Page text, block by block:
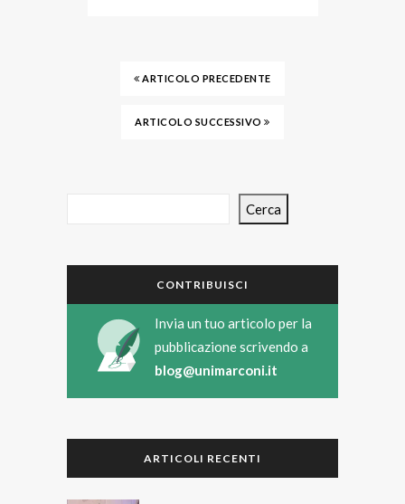
ARTICOLO PRECEDENTE
ARTICOLO SUCCESSIVO
Cerca
CONTRIBUISCI
Invia un tuo articolo per la
pubblicazione scrivendo a
blog@unimarconi.it
ARTICOLI RECENTI